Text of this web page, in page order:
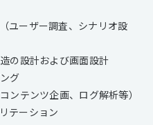
ユーザー調査、シナリオ設
の設計および画面設計
グ
ンテンツ企画、ログ解析等）
テーション